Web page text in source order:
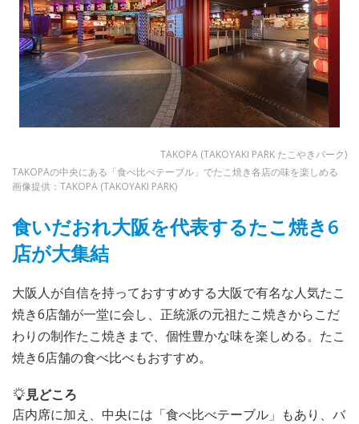
TAKOPA (TAKOYAKI PARK たこやきパーク)
TAKOPAの中央にある「食べ比べテーブル」でたこ焼き各店の味を楽しめる
画像提供：TAKOPA (TAKOYAKI PARK)
食いだおれ大阪を代表するたこ焼き6
店が大集結
大阪人が自信を持っておすすめする大阪で有名な人気たこ
焼き6店舗が一堂に会し、正統派の元祖たこ焼きからこだ
わりの制作たこ焼きまで、個性豊かな味を楽しめる。たこ
焼き6店舗の食べ比べもおすすめ。
見どころ
店内席に加え、中央には「食べ比べテーブル」もあり、バ